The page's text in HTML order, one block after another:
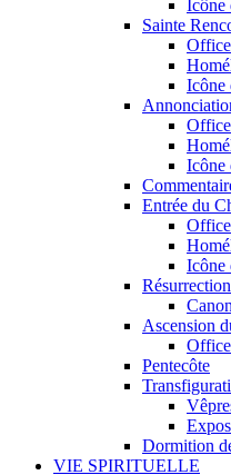
Icône
Sainte
Icône
Icône
Entrée du
Icône
Ascension
Pentecôte
Dormition
VIE SPIRITUELLE